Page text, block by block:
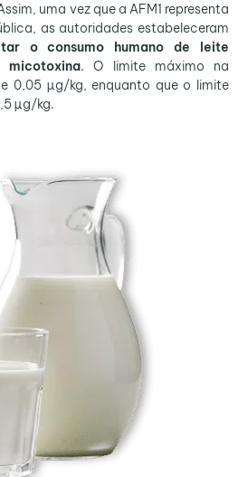
uma vez que a AFM1 representa
as autoridades estabeleceram
o consumo humano de leite
micotoxina. O limite máximo na
0,05 µg/kg, enquanto que o limite
µg/kg.